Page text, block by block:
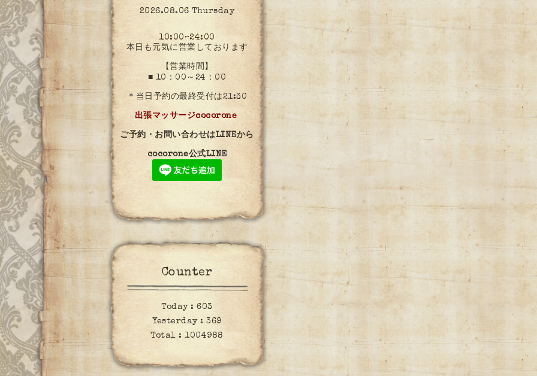
2026.08.06 Thursday
10:00~24:00
本日も元気に営業しております
【営業時間】
■ 10：00～24：00
＊当日予約の最終受付は21:30
出張マッサージcocorone
ご予約・お問い合わせはLINEから
cocorone公式LINE
Counter
Today :603
Yesterday :369
Total :1004988